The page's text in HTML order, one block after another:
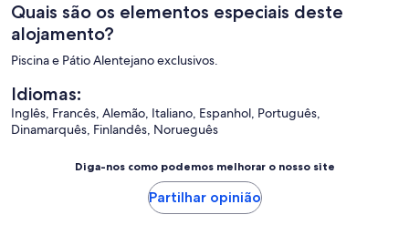
Quais são os elementos especiais deste
alojamento?
Piscina e Pátio Alentejano exclusivos.
Idiomas:
Inglês, Francês, Alemão, Italiano, Espanhol, Português,
Dinamarquês, Finlandês, Norueguês
Diga-nos como podemos melhorar o nosso site
Partilhar opinião